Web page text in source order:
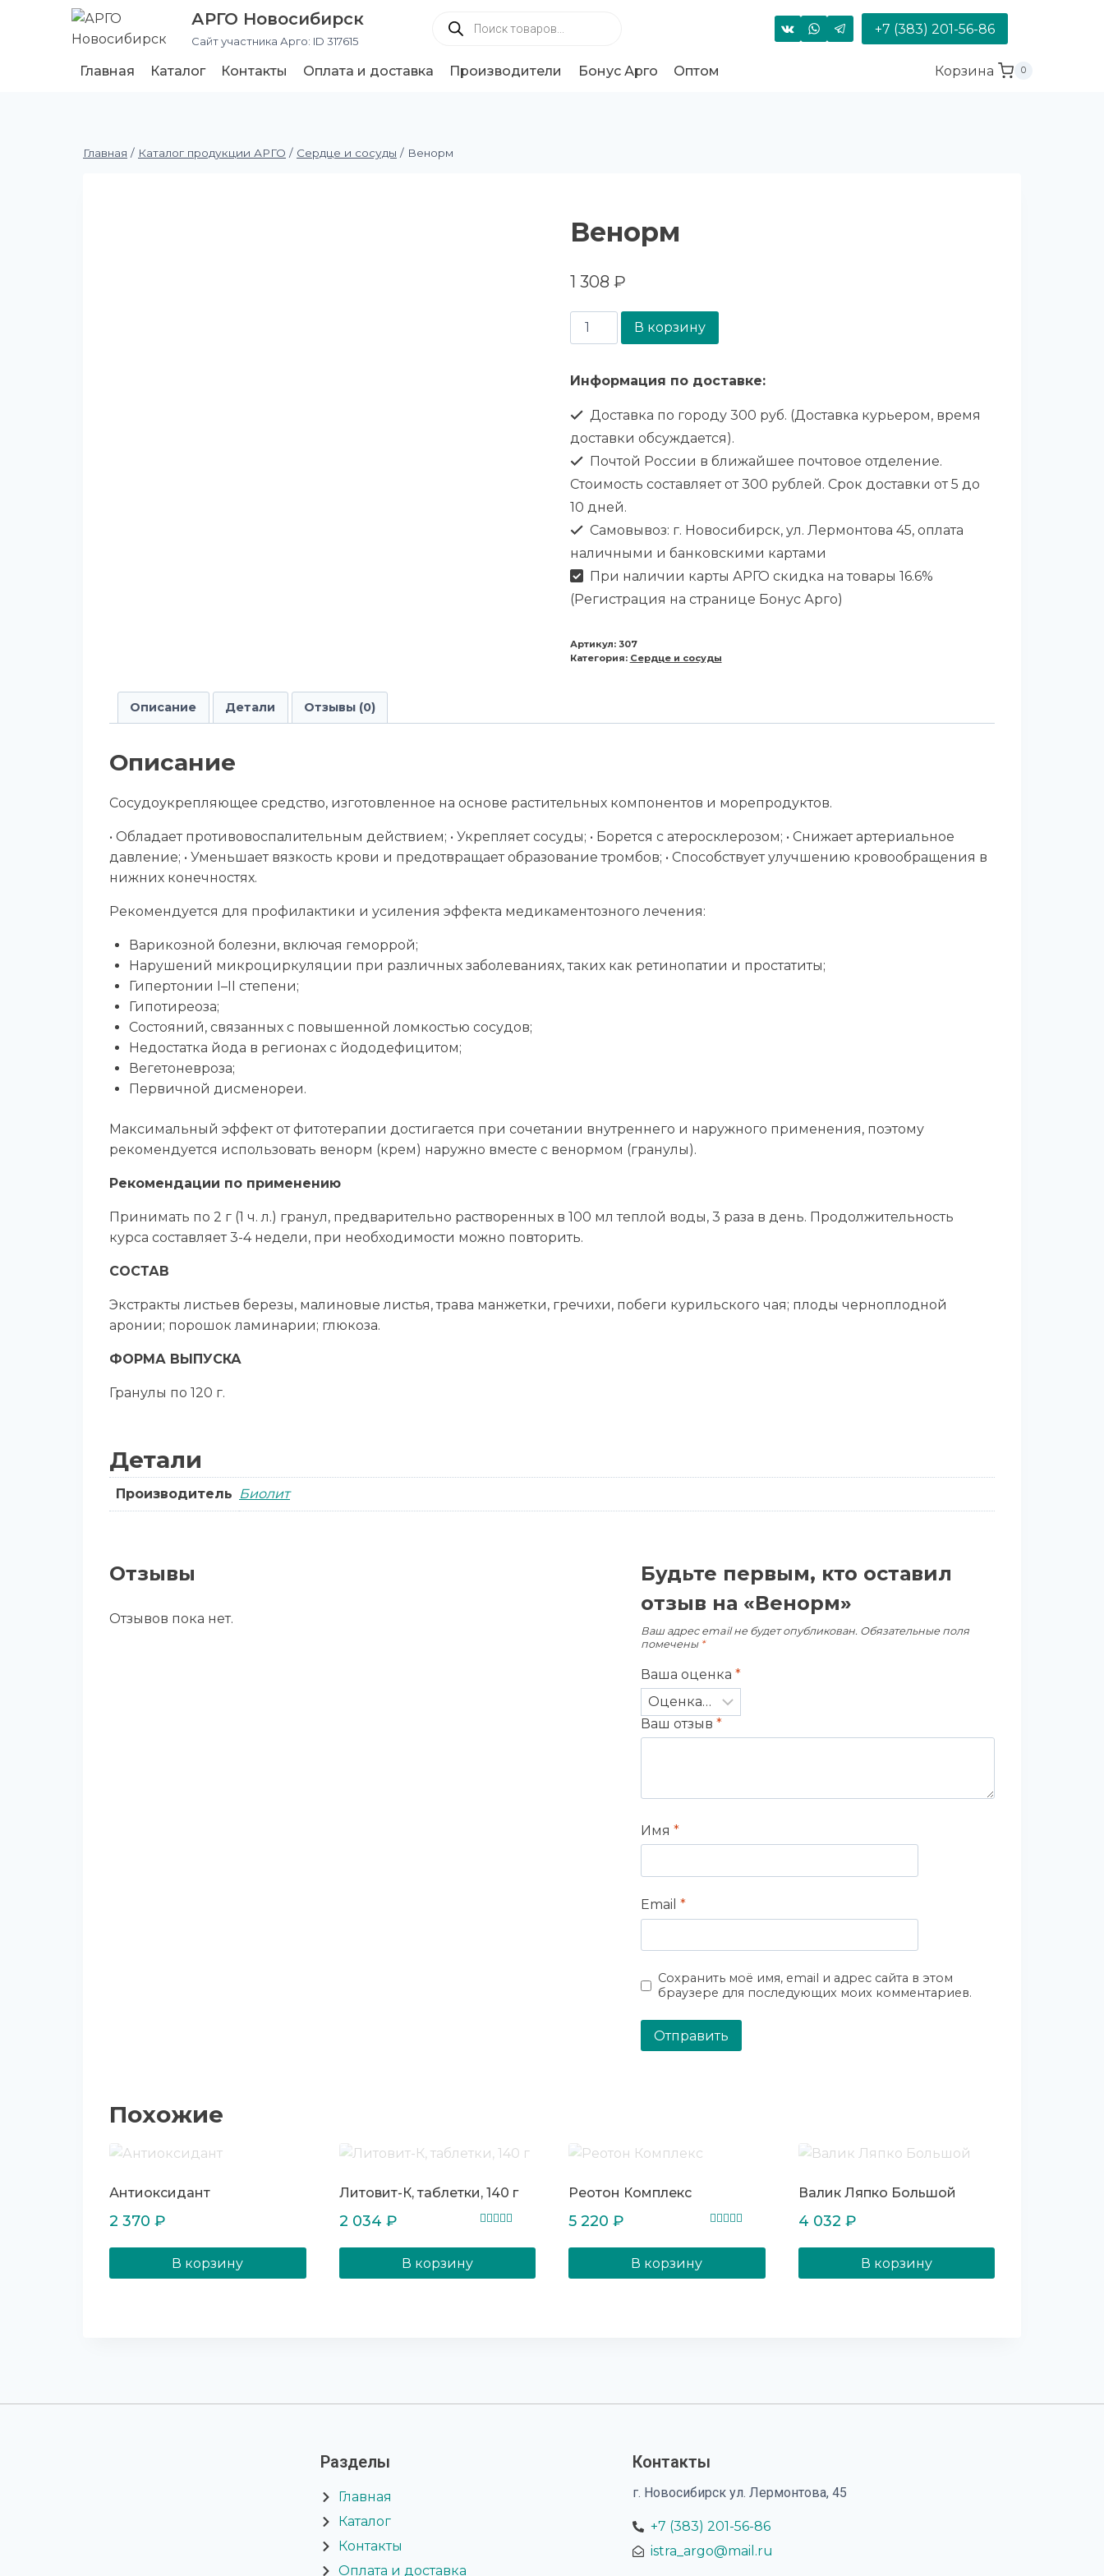
АРГО Новосибирск
Сайт участника Арго: ID 317615
+7 (383) 201-56-86
Главная Каталог Контакты Оплата и доставка Производители Бонус Арго Оптом Корзина 0
Главная / Каталог продукции АРГО / Сердце и сосуды / Венорм
Венорм
1 308 ₽
В корзину
Информация по доставке:
Доставка по городу 300 руб. (Доставка курьером, время
доставки обсуждается).
Почтой России в ближайшее почтовое отделение.
Стоимость составляет от 300 рублей. Срок доставки от 5 до
10 дней.
Самовывоз: г. Новосибирск, ул. Лермонтова 45, оплата
наличными и банковскими картами
При наличии карты АРГО скидка на товары 16.6%
(Регистрация на странице Бонус Арго)
Артикул: 307
Категория: Сердце и сосуды
Описание Детали Отзывы (0)
Описание
Сосудоукрепляющее средство, изготовленное на основе растительных компонентов и морепродуктов.
• Обладает противовоспалительным действием; • Укрепляет сосуды; • Борется с атеросклерозом; • Снижает артериальное
давление; • Уменьшает вязкость крови и предотвращает образование тромбов; • Способствует улучшению кровообращения в
нижних конечностях.
Рекомендуется для профилактики и усиления эффекта медикаментозного лечения:
Варикозной болезни, включая геморрой;
Нарушений микроциркуляции при различных заболеваниях, таких как ретинопатии и простатиты;
Гипертонии I–II степени;
Гипотиреоза;
Состояний, связанных с повышенной ломкостью сосудов;
Недостатка йода в регионах с йододефицитом;
Вегетоневроза;
Первичной дисменореи.
Максимальный эффект от фитотерапии достигается при сочетании внутреннего и наружного применения, поэтому
рекомендуется использовать венорм (крем) наружно вместе с венормом (гранулы).
Рекомендации по применению
Принимать по 2 г (1 ч. л.) гранул, предварительно растворенных в 100 мл теплой воды, 3 раза в день. Продолжительность
курса составляет 3-4 недели, при необходимости можно повторить.
СОСТАВ
Экстракты листьев березы, малиновые листья, трава манжетки, гречихи, побеги курильского чая; плоды черноплодной
аронии; порошок ламинарии; глюкоза.
ФОРМА ВЫПУСКА
Гранулы по 120 г.
Детали
Производитель Биолит
Отзывы
Отзывов пока нет.
Будьте первым, кто оставил
отзыв на «Венорм»
Ваш адрес email не будет опубликован. Обязательные поля
помечены *
Ваша оценка *
Ваш отзыв *
Имя *
Email *
Сохранить моё имя, email и адрес сайта в этом
браузере для последующих моих комментариев.
Похожие
Антиоксидант
2 370 ₽
В корзину
Литовит-К, таблетки, 140 г
5.00
2 034 ₽
В корзину
Реотон Комплекс
5.00
5 220 ₽
В корзину
Валик Ляпко Большой
4 032 ₽
В корзину
Разделы
Главная
Каталог
Контакты
Оплата и доставка
Контакты
г. Новосибирск ул. Лермонтова, 45
+7 (383) 201-56-86
istra_argo@mail.ru